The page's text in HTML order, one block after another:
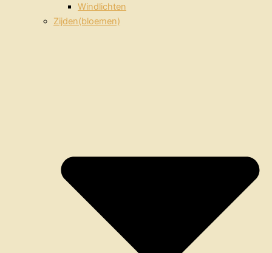
Windlichten
Zijden(bloemen)